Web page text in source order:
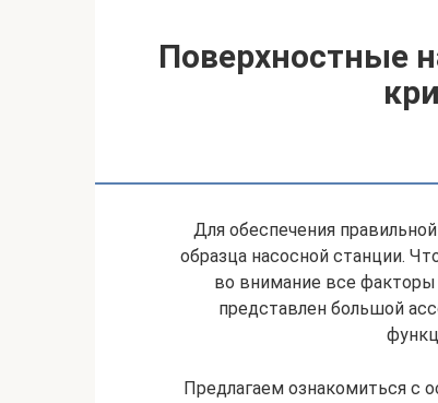
Поверхностные
Для обеспечения
образца насосной станции.
во внимание все
представлен большой
Предлагаем ознакомиться с